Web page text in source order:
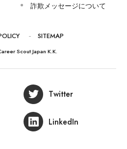
詐欺メッセージについて
SITEMAP
Scout Japan K.K.
Twitter
LinkedIn